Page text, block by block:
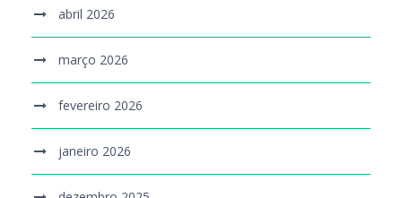
abril 2026
março 2026
fevereiro 2026
janeiro 2026